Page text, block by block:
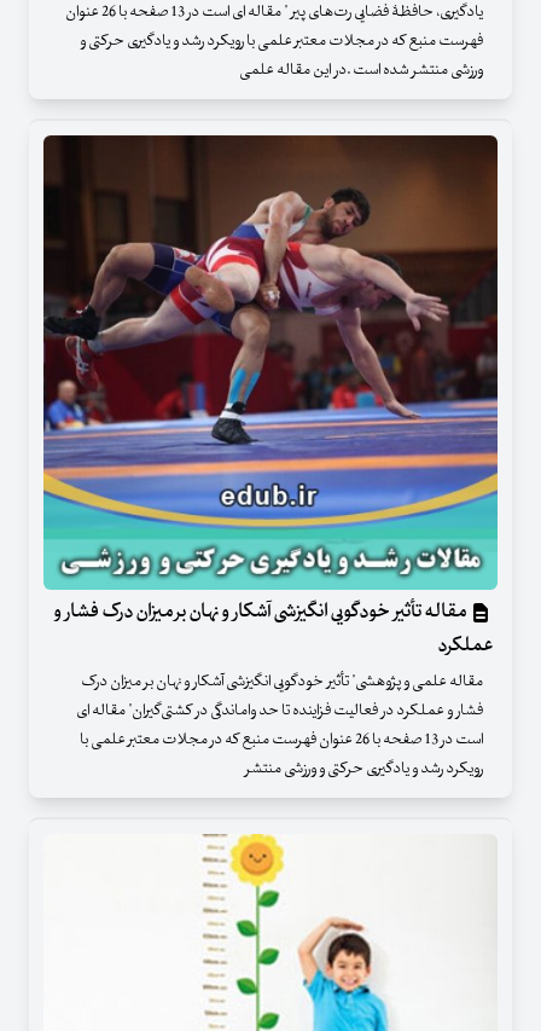
یادگیری، حافظۀ فضایی رت‌های پیر " مقاله ای است در 13 صفحه با 26 عنوان
فهرست منبع که در مجلات معتبر علمی با رویکرد رشد و یادگیری حرکتی و
ورزشی منتشر شده است .در این مقاله علمی
مقاله تأثیر خودگویی انگیزشی آشکار و نهان بر میزان درک فشار و
عملکرد
مقاله علمی و پژوهشی" تأثیر خودگویی انگیزشی آشکار و نهان بر میزان درک
فشار و عملکرد در فعالیت فزاینده تا حد واماندگی در کشتی‌گیران" مقاله ای
است در 13 صفحه با 26 عنوان فهرست منبع که در مجلات معتبر علمی با
رویکرد رشد و یادگیری حرکتی و ورزشی منتشر